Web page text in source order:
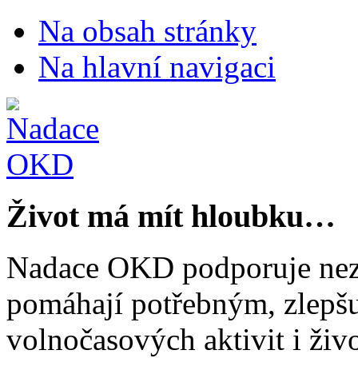
Na obsah stránky
Na hlavní navigaci
Život má mít hloubku…
Nadace OKD podporuje
pomáhají potřebným,
volnočasových aktivit i